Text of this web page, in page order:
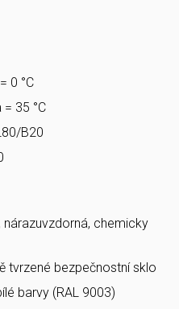
0 °C
35 °C
B20
chemicky
tvrzené bezpečnostní sklo
barvy (RAL 9003)